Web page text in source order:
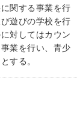
関する事業を行
遊びの学校を行
対してはカウン
業を行い、青少
する。